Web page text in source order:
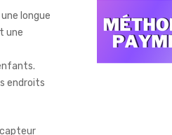
longue
une
endroits